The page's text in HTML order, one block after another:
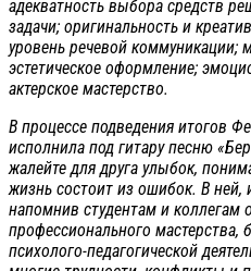
адекватность выбора средств
задачи; оригинальность и
уровень речевой коммуникации;
эстетическое оформление;
актерское мастерство.
В процессе подведения итогов
исполнила под гитару песню
жалейте для друга улыбок,
жизнь состоит из ошибок. В ней,
напомнив студентам и коллегам
профессионального
психолого-педагогической